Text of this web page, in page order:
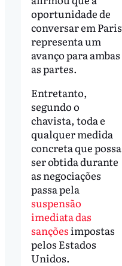
oportunidade de
conversar em Paris
representa um
avanço para ambas
as partes.
Entretanto,
segundo o
chavista, toda e
qualquer medida
concreta que possa
ser obtida durante
as negociações
passa pela
suspensão
imediata das
sanções impostas
pelos Estados
Unidos.